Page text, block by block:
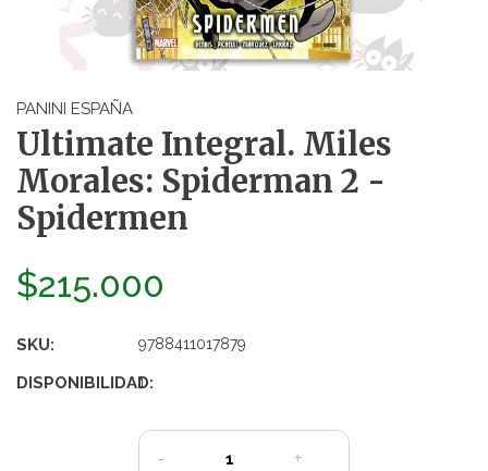
PANINI ESPAÑA
Ultimate Integral. Miles
Morales: Spiderman 2 -
Spidermen
$215.000
SKU: 9788411017879
DISPONIBILIDAD:
1
- +